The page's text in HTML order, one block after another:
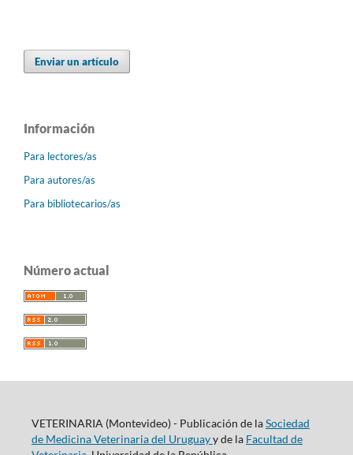
Enviar un artículo
Información
Para lectores/as
Para autores/as
Para bibliotecarios/as
Número actual
VETERINARIA (Montevideo) - Publicación de laSociedad
de Medicina Veterinaria del Uruguayy de la Facultad de